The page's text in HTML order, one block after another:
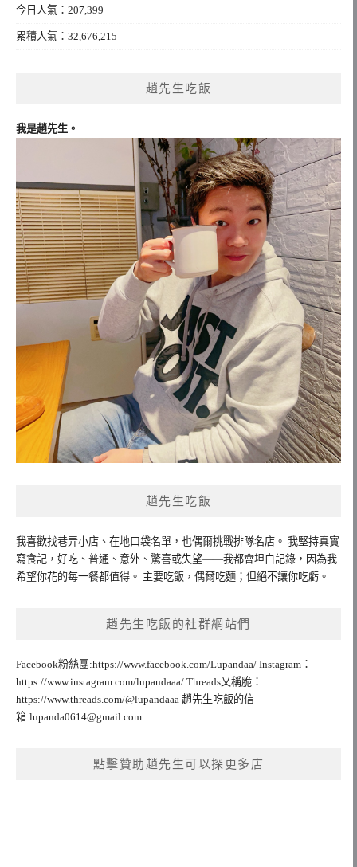
今日人氣：207,399
累積人氣：32,676,215
趙先生吃飯
我是趙先生。
趙先生吃飯
我喜歡找巷弄小店、在地口袋名單，也偶爾挑戰排隊名店。 我堅持真實
寫食記，好吃、普通、意外、驚喜或失望——我都會坦白記錄，因為我
希望你花的每一餐都值得。 主要吃飯，偶爾吃麵；但絕不讓你吃虧。
趙先生吃飯的社群網站們
Facebook粉絲團:https://www.facebook.com/Lupandaa/ Instagram：
https://www.instagram.com/lupandaaa/ Threads又稱脆：
https://www.threads.com/@lupandaaa 趙先生吃飯的信
箱:lupanda0614@gmail.com
點擊贊助趙先生可以探更多店